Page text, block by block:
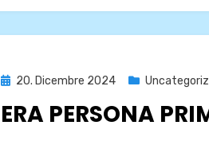
Pubblicato
20. Dicembre 2024
ERA PERSONA